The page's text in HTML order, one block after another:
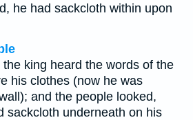
he had sackcloth within upon
king heard the words of the
his clothes (now he was
and the people looked,
sackcloth underneath on his